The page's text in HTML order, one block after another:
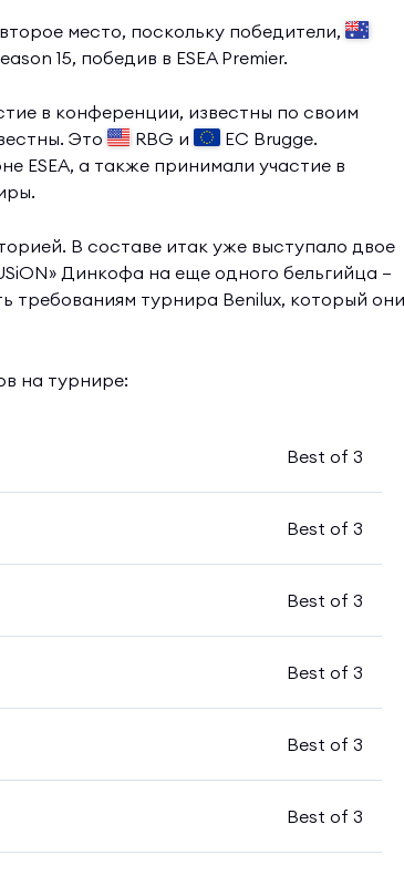
место, поскольку победители,
15, победив в ESEA Premier.
в конференции, известны по своим
Это
RBG и
EC Brugge.
ESEA, а также принимали участие в
В составе итак уже выступало двое
Динкофа на еще одного бельгийца —
требованиям турнира Benilux, который
на турнире:
Best of 3
Best of 3
Best of 3
Best of 3
Best of 3
Best of 3